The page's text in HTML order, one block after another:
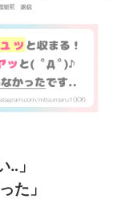
‥」
た」